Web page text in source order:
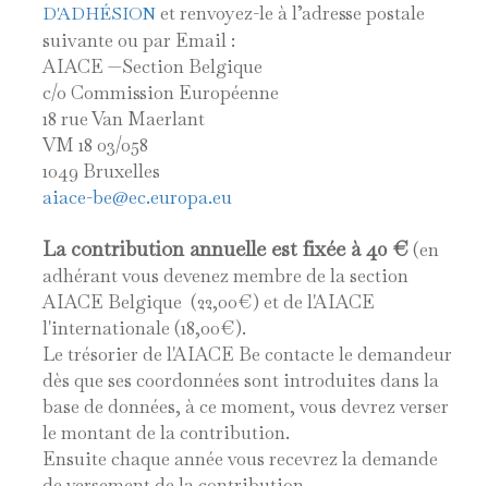
D'ADHÉSIONet renvoyez-le à l’adresse postale
suivante ou par Email :
AIACE —Section Belgique
c/o Commission Européenne
18 rue Van Maerlant
VM 18 03/058
1049 Bruxelles
aiace-be@ec.europa.eu
La contribution annuelle est fixée à 40 €(en
adhérant vous devenez membre de la section
AIACE Belgique (22,00€) et de l'AIACE
l'internationale (18,00€).
Le trésorier de l'AIACE Be contacte le demandeur
dès que ses coordonnées sont introduites dans la
base de données, à ce moment, vous devrez verser
le montant de la contribution.
Ensuite chaque année vous recevrez la demande